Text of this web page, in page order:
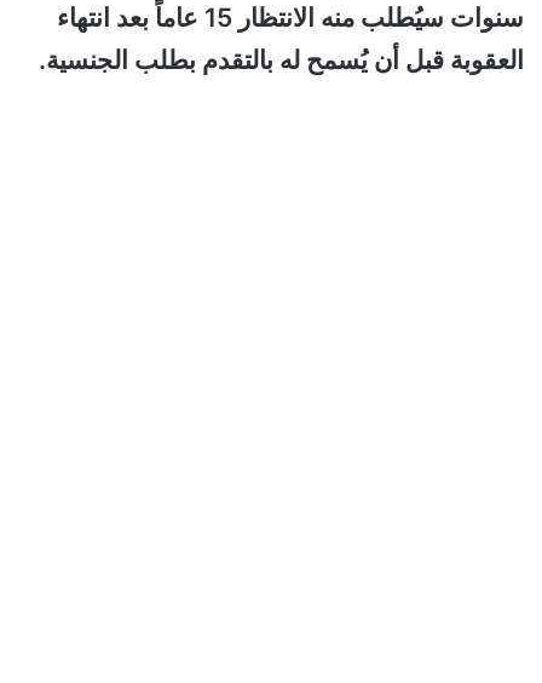
سنوات سيُطلب منه الانتظار 15 عاماً بعد انتهاء
العقوبة قبل أن يُسمح له بالتقدم بطلب الجنسية.